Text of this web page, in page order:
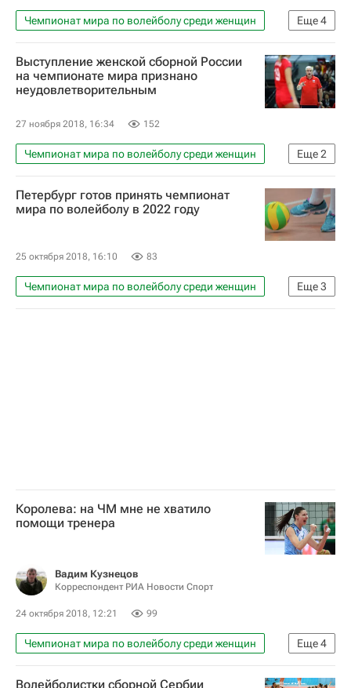
Еще4
Чемпионат мира по волейболу среди женщин
Волейбол
Италия
США
Международная федерация волейбола (FIVB)
Выступление женской сборной России
на чемпионате мира признано
неудовлетворительным
27 ноября 2018, 16:34 152
Еще2
Чемпионат мира по волейболу среди женщин
Волейбол
Россия (ж)
Петербург готов принять чемпионат
мира по волейболу в 2022 году
25 октября 2018, 16:10 83
Еще3
Чемпионат мира по волейболу среди женщин
Волейбол
Павел Колобков
Королева: на ЧМ мне не хватило
помощи тренера
Вадим Кузнецов
Корреспондент РИА Новости Спорт
24 октября 2018, 12:21 99
Еще4
Чемпионат мира по волейболу среди женщин
Волейбол
Вадим Панков
Волейболистки сборной Сербии